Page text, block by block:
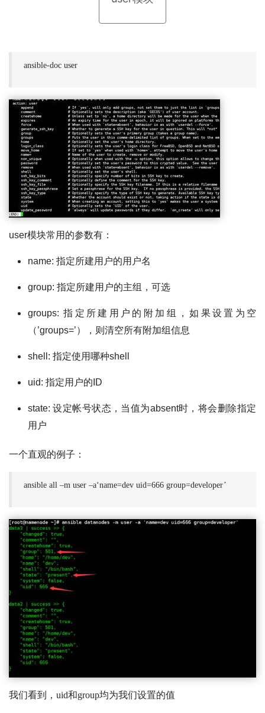
ansible-doc user
user模块常用的参数有：
name: 指定所建用户的用户名
group: 指定所建用户的主组，可选
groups: 指定所建用户的附加组，如果设置为空
（’groups=’），则清空所有附加组信息
shell: 指定使用哪种shell
uid: 指定用户的ID
state: 设定帐号状态，当值为absent时，将会删除指定
用户
一个直观的例子：
ansible all –m user –a‘name=dev uid=666 group=developer’
我们看到，uid和group均为我们设置的值